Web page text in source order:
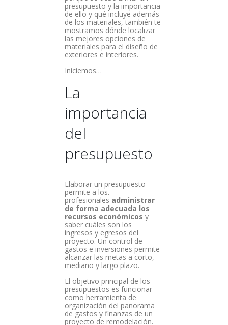
presupuesto y la importancia
de ello y qué incluye además
de los materiales, también te
mostramos dónde localizar
las mejores opciones de
materiales para el diseño de
exteriores e interiores.
Iniciemos…
La
importancia
del
presupuesto
Elaborar un presupuesto
permite a los.
profesionales administrar
de forma adecuada los
recursos económicos y
saber cuáles son los
ingresos y egresos del
proyecto. Un control de
gastos e inversiones permite
alcanzar las metas a corto,
mediano y largo plazo.
El objetivo principal de los
presupuestos es funcionar
como herramienta de
organización del panorama
de gastos y finanzas de un
proyecto de remodelación.